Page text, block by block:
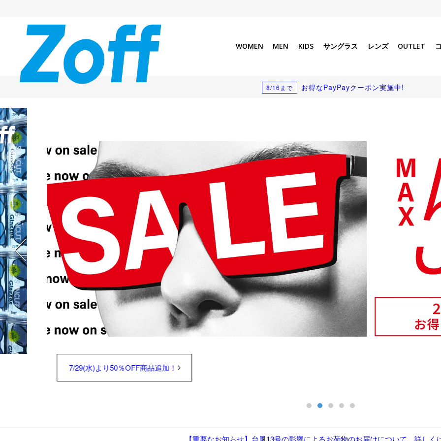
WOMEN MEN KIDS サングラス レンズ OUTLET
8/16まで お得なPayPayクーポン実施中!
7/29(水)より50％OFF商品追加！
【重要なお知らせ】台風13号の影響によるお荷物のお届けについて 詳しく